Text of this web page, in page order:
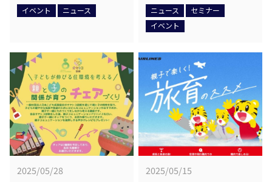
イベント ニュース ニュース
セミナー
イベント
2025/05/28
2025/05/15